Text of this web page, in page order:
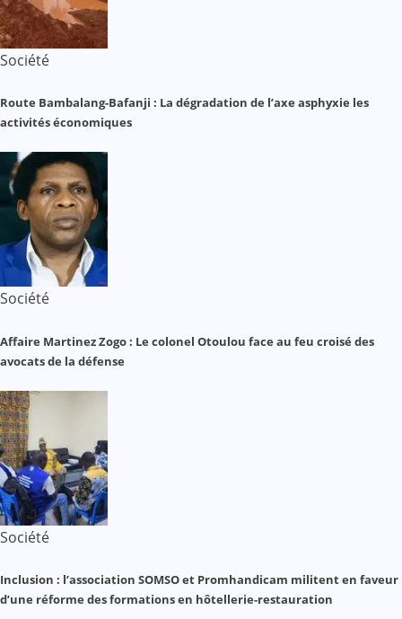
Société
Route Bambalang-Bafanji : La dégradation de l’axe asphyxie les
activités économiques
Société
Affaire Martinez Zogo : Le colonel Otoulou face au feu croisé des
avocats de la défense
Société
Inclusion : l’association SOMSO et Promhandicam militent en faveur
d’une réforme des formations en hôtellerie-restauration